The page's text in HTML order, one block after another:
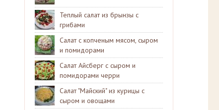
Теплый салат из брынзы с
грибами
Салат с копченым мясом, сыром
и помидорами
Салат Айсберг с сыром и
помидорами черри
Салат "Майский" из курицы с
сыром и овощами